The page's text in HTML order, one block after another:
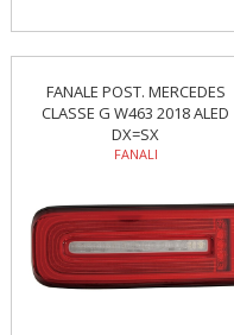
FANALE POST. MERCEDES
CLASSE G W463 2018 ALED
DX=SX
FANALI